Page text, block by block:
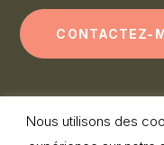
CONTACTEZ-
La Trombinette 2026
Nous utilisons des